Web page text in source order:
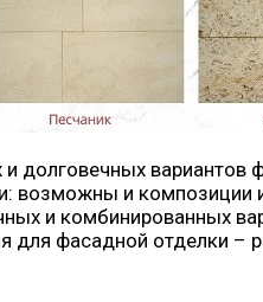
долговечных
возможны и
и комбинированных
фасадной отделки –